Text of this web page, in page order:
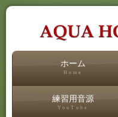
ホーム
Home
練習用音源
YouTube